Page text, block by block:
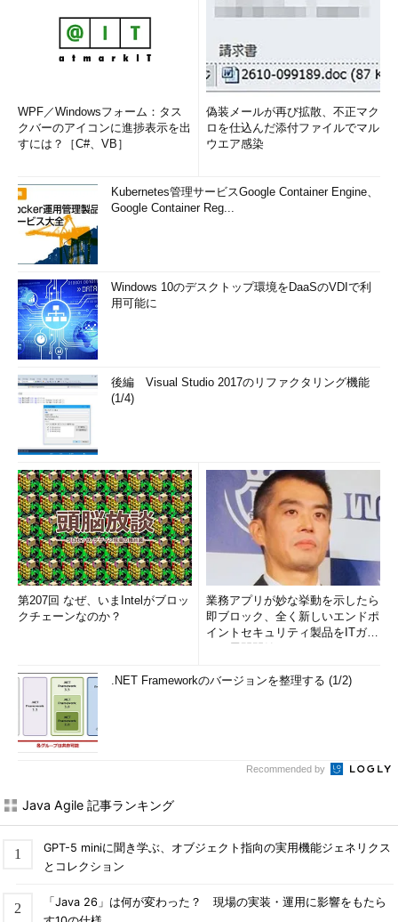
WPF／Windowsフォーム：タス
クバーのアイコンに進捗表示を出
すには？［C#、VB］
偽装メールが再び拡散、不正マク
ロを仕込んだ添付ファイルでマル
ウエア感染
Kubernetes管理サービスGoogle Container Engine、
Google Container Reg...
Windows 10のデスクトップ環境をDaaSのVDIで利
用可能に
後編 Visual Studio 2017のリファクタリング機能
(1/4)
第207回 なぜ、いまIntelがブロッ
クチェーンなのか？
業務アプリが妙な挙動を示したら
即ブロック、全く新しいエンドポ
イントセキュリティ製品をITガー
.NET Frameworkのバージョンを整理する (1/2)
Recommended by
Java Agile 記事ランキング
GPT-5 miniに聞き学ぶ、オブジェクト指向の実用機能ジェネリクス
とコレクション
「Java 26」は何が変わった？ 現場の実装・運用に影響をもたら